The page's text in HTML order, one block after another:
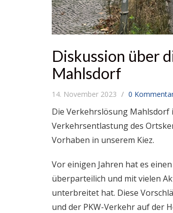
Diskussion über
Mahlsdorf
14. November 2023 0
Die Verkehrslösung
Verkehrsentlastung des
Vorhaben in unserem Kiez.
Vor einigen Jahren hat es
überparteilich und mit vielen
unterbreitet hat. Diese
und der PKW-Verkehr auf der